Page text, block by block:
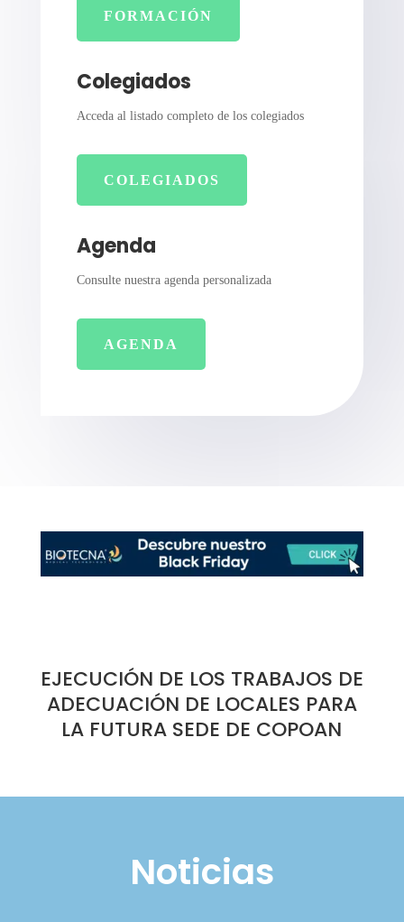
FORMACIÓN
Colegiados
Acceda al listado completo de los colegiados
COLEGIADOS
Agenda
Consulte nuestra agenda personalizada
AGENDA
EJECUCIÓN DE LOS TRABAJOS DE
ADECUACIÓN DE LOCALES PARA
LA FUTURA SEDE DE COPOAN
Noticias